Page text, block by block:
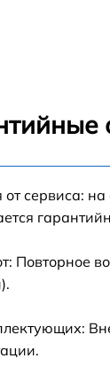
балластера
от сервиса:
Повторное